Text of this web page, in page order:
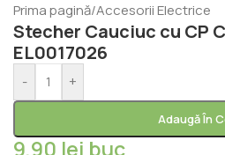
Prima pagină/Accesorii Electrice
Stecher Cauciuc cu CP
EL0017026
- +
Adaugă În
9,90 lei buc